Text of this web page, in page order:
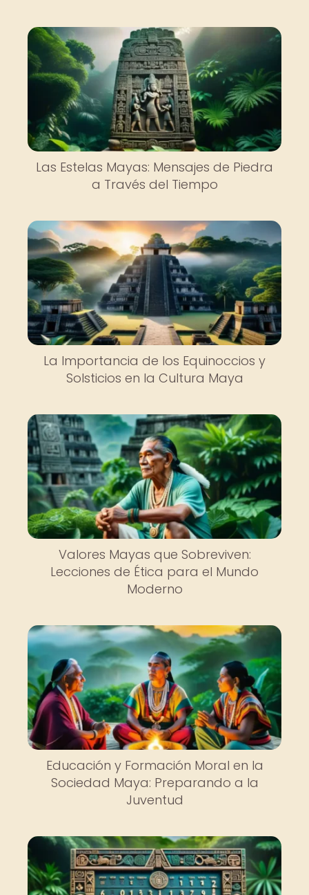
Las Estelas Mayas: Mensajes de Piedra
a Través del Tiempo
La Importancia de los Equinoccios y
Solsticios en la Cultura Maya
Valores Mayas que Sobreviven:
Lecciones de Ética para el Mundo
Moderno
Educación y Formación Moral en la
Sociedad Maya: Preparando a la
Juventud